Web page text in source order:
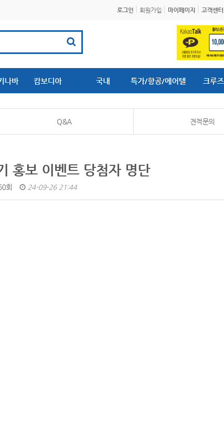
로그인 회원가입 마이페이지 고객센터
나바 캄보디아 국내 특가/항공/에어텔 크루즈
Q&A 견적문의
홍보 이벤트 당첨자 명단
회 24-09-26 21:44